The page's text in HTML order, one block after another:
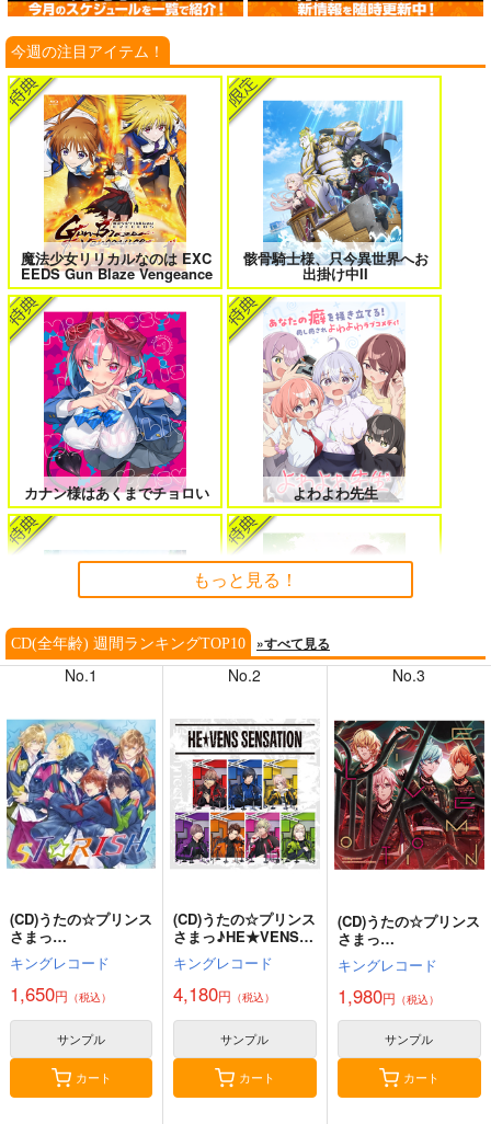
今週の注目アイテム！
魔法少女リリカルなのは EXC
EEDS Gun Blaze Vengeance
骸骨騎士様、只今異世界へお
出掛け中II
カナン様はあくまでチョロい よわよわ先生
悲劇の元凶となる最強外道ラ
Summer Challenger/水瀬いの
り 春夏秋冬代行者 春の舞
もっと見る！
CD(全年齢) 週間ランキングTOP10 »すべて見る
No.1
(CD)うたの☆プリンス
さまっ
♪「PRISM FOREVE
R!」
キングレコード
1,650円 （税込）
サンプル
カート
No.2
(CD)うたの☆プリンス
さまっ♪HE★VENSミ
ニアルバム
「HE★VENS SENSA
TION」
キングレコード
4,180円 （税込）
サンプル
カート
No.3
(CD)うたの☆プリンス
さまっ
♪ LIVE EMOTION 2n
d Anniversary CD 音
也・那月・藍・ナギ
キングレコード
1,980円 （税込）
サンプル
カート